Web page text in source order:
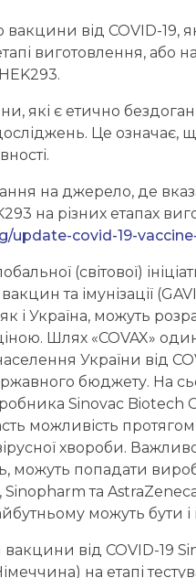
від COVID-19,
виготовлення, або
які є етично
досліджень. Це
на джерело, де
на різних етапах
update-covid-19-
(світової)
та імунізації
як і Україна, можуть
Шлях «COVAX»
України від
бюджету. На
Sinovac Biotech
можливість
хвороби.
можуть попадати
та
можуть бути і
від COVID-19
на етапі